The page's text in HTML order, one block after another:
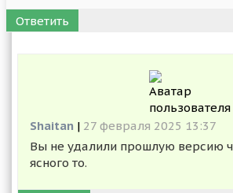
Ответить
Shaitan | 27 февраля 2025 13:37
Вы не удалили прошлую версию
ясного то.